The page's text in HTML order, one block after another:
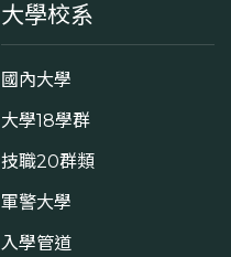
大學校系
國內大學
大學18學群
技職20群類
軍警大學
入學管道